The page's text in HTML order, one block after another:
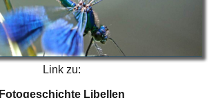
Link zu:
Fotogeschichte Libellen